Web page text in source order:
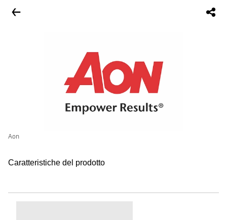
Aon
Caratteristiche del prodotto